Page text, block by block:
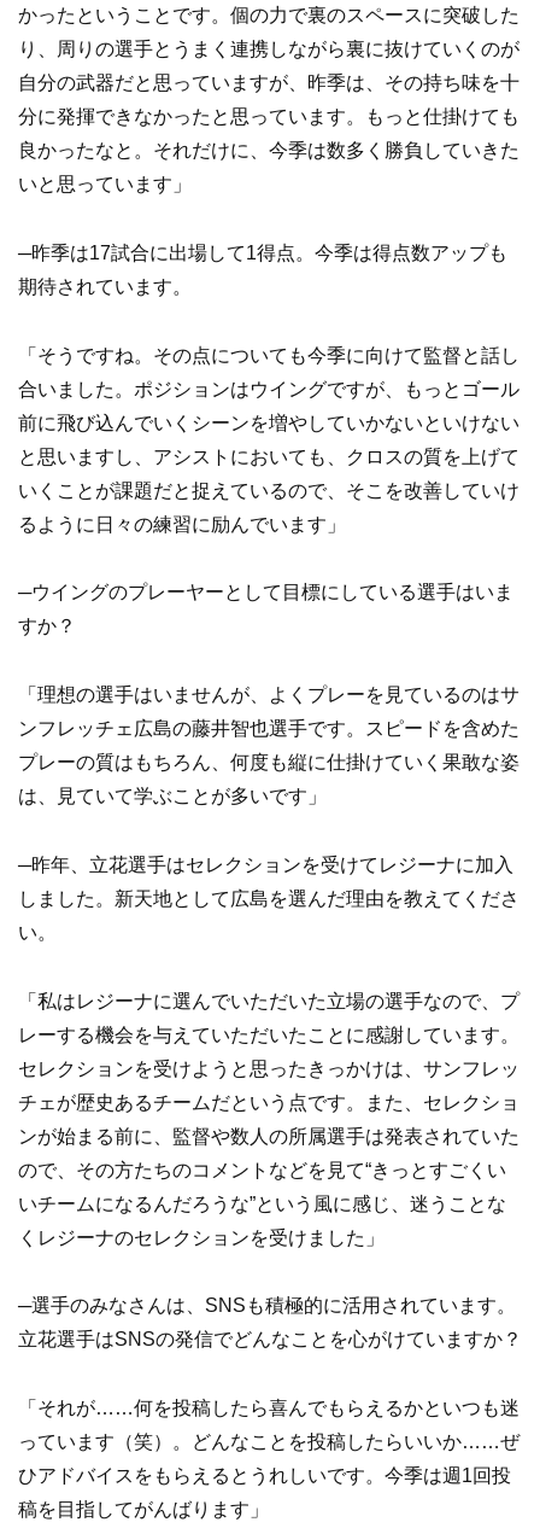
かったということです。個の力で裏のスペースに突破した
り、周りの選手とうまく連携しながら裏に抜けていくのが
自分の武器だと思っていますが、昨季は、その持ち味を十
分に発揮できなかったと思っています。もっと仕掛けても
良かったなと。それだけに、今季は数多く勝負していきた
いと思っています」
─昨季は17試合に出場して1得点。今季は得点数アップも
期待されています。
「そうですね。その点についても今季に向けて監督と話し
合いました。ポジションはウイングですが、もっとゴール
前に飛び込んでいくシーンを増やしていかないといけない
と思いますし、アシストにおいても、クロスの質を上げて
いくことが課題だと捉えているので、そこを改善していけ
るように日々の練習に励んでいます」
─ウイングのプレーヤーとして目標にしている選手はいま
すか？
「理想の選手はいませんが、よくプレーを見ているのはサ
ンフレッチェ広島の藤井智也選手です。スピードを含めた
プレーの質はもちろん、何度も縦に仕掛けていく果敢な姿
は、見ていて学ぶことが多いです」
─昨年、立花選手はセレクションを受けてレジーナに加入
しました。新天地として広島を選んだ理由を教えてくださ
い。
「私はレジーナに選んでいただいた立場の選手なので、プ
レーする機会を与えていただいたことに感謝しています。
セレクションを受けようと思ったきっかけは、サンフレッ
チェが歴史あるチームだという点です。また、セレクショ
ンが始まる前に、監督や数人の所属選手は発表されていた
ので、その方たちのコメントなどを見て“きっとすごくい
いチームになるんだろうな”という風に感じ、迷うことな
くレジーナのセレクションを受けました」
─選手のみなさんは、SNSも積極的に活用されています。
立花選手はSNSの発信でどんなことを心がけていますか？
「それが……何を投稿したら喜んでもらえるかといつも迷
っています（笑）。どんなことを投稿したらいいか……ぜ
ひアドバイスをもらえるとうれしいです。今季は週1回投
稿を目指してがんばります」